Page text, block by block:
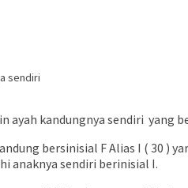
ayah kandungnya sendiri yang
bersinisial F Alias I ( 30 )
anaknya sendiri berinisial I.